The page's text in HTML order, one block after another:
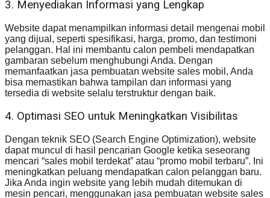
3. Menyediakan Informasi yang Lengkap
Website dapat menampilkan informasi detail mengenai mobil
yang dijual, seperti spesifikasi, harga, promo, dan testimoni
pelanggan. Hal ini membantu calon pembeli mendapatkan
gambaran sebelum menghubungi Anda. Dengan
memanfaatkan jasa pembuatan website sales mobil, Anda
bisa memastikan bahwa tampilan dan informasi yang
tersedia di website selalu terstruktur dengan baik.
4. Optimasi SEO untuk Meningkatkan Visibilitas
Dengan teknik SEO (Search Engine Optimization), website
dapat muncul di hasil pencarian Google ketika seseorang
mencari “sales mobil terdekat” atau “promo mobil terbaru”. Ini
meningkatkan peluang mendapatkan calon pelanggan baru.
Jika Anda ingin website yang lebih mudah ditemukan di
mesin pencari, menggunakan jasa pembuatan website sales